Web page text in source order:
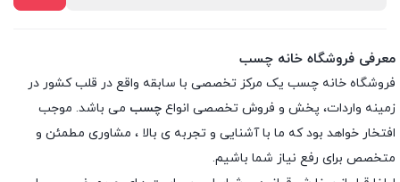
معرفی فروشگاه خانه چسب
فروشگاه خانه چسب یک مرکز تخصصی با سابقه واقع در قلب کشور در
زمینه واردات، پخش و فروش تخصصی انواع چسب می باشد. موجب
افتخار خواهد بود که ما با آشنایی و تجربه ی بالا ، مشاوری مطمئن و
متخصص برای رفع نیاز شما باشیم.